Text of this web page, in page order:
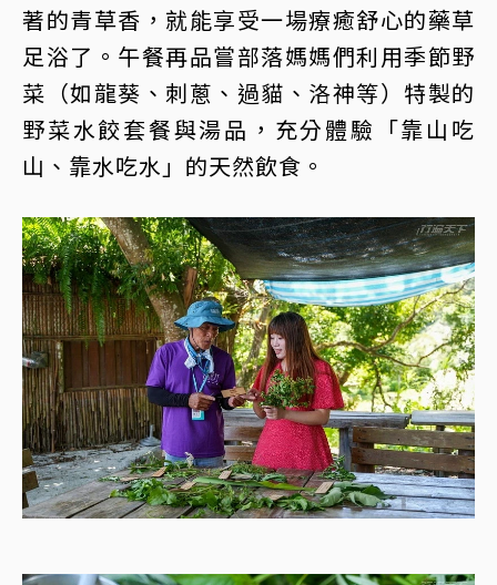
著的青草香，就能享受一場療癒舒心的藥草
足浴了。午餐再品嘗部落媽媽們利用季節野
菜（如龍葵、刺蔥、過貓、洛神等）特製的
野菜水餃套餐與湯品，充分體驗「靠山吃
山、靠水吃水」的天然飲食。